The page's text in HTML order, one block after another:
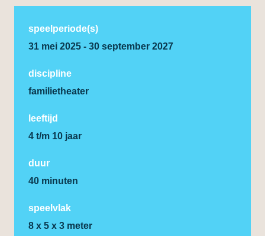
speelperiode(s)
31 mei 2025 - 30 september 2027
discipline
familietheater
leeftijd
4 t/m 10 jaar
duur
40 minuten
speelvlak
8 x 5 x 3 meter